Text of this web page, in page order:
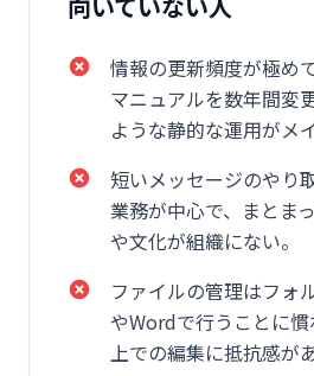
向いていない人
情報の更新頻度が極め
マニュアルを数年間変
ような静的な運用がメイ
短いメッセージのやり
業務が中心で、まとま
や文化が組織にない。
ファイルの管理はフォ
やWordで行うことに
上での編集に抵抗感が